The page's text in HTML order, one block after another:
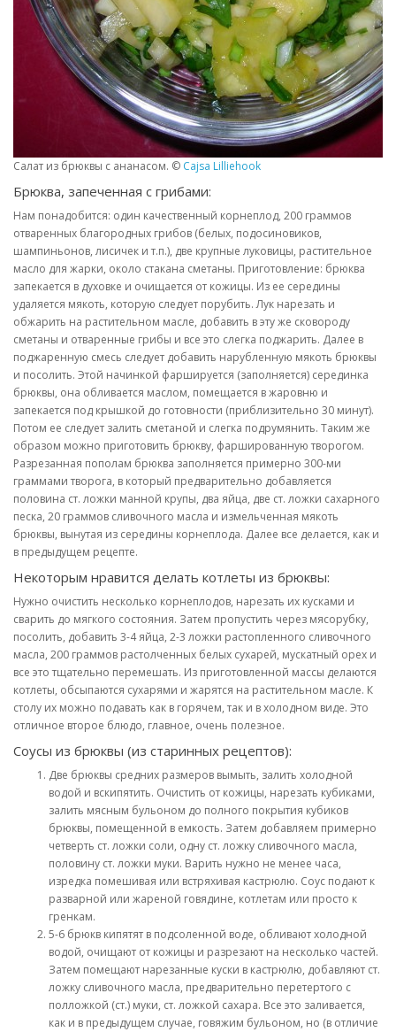
Салат из брюквы с ананасом. © Cajsa Lilliehook
Брюква, запеченная с грибами:
Нам понадобится: один качественный корнеплод, 200 граммов
отваренных благородных грибов (белых, подосиновиков,
шампиньонов, лисичек и т.п.), две крупные луковицы, растительное
масло для жарки, около стакана сметаны. Приготовление: брюква
запекается в духовке и очищается от кожицы. Из ее середины
удаляется мякоть, которую следует порубить. Лук нарезать и
обжарить на растительном масле, добавить в эту же сковороду
сметаны и отваренные грибы и все это слегка поджарить. Далее в
поджаренную смесь следует добавить нарубленную мякоть брюквы
и посолить. Этой начинкой фаршируется (заполняется) серединка
брюквы, она обливается маслом, помещается в жаровню и
запекается под крышкой до готовности (приблизительно 30 минут).
Потом ее следует залить сметаной и слегка подрумянить. Таким же
образом можно приготовить брюкву, фаршированную творогом.
Разрезанная пополам брюква заполняется примерно 300-ми
граммами творога, в который предварительно добавляется
половина ст. ложки манной крупы, два яйца, две ст. ложки сахарного
песка, 20 граммов сливочного масла и измельченная мякоть
брюквы, вынутая из середины корнеплода. Далее все делается, как и
в предыдущем рецепте.
Некоторым нравится делать котлеты из брюквы:
Нужно очистить несколько корнеплодов, нарезать их кусками и
сварить до мягкого состояния. Затем пропустить через мясорубку,
посолить, добавить 3-4 яйца, 2-3 ложки растопленного сливочного
масла, 200 граммов растолченных белых сухарей, мускатный орех и
все это тщательно перемешать. Из приготовленной массы делаются
котлеты, обсыпаются сухарями и жарятся на растительном масле. К
столу их можно подавать как в горячем, так и в холодном виде. Это
отличное второе блюдо, главное, очень полезное.
Соусы из брюквы (из старинных рецептов):
Две брюквы средних размеров вымыть, залить холодной
водой и вскипятить. Очистить от кожицы, нарезать кубиками,
залить мясным бульоном до полного покрытия кубиков
брюквы, помещенной в емкость. Затем добавляем примерно
четверть ст. ложки соли, одну ст. ложку сливочного масла,
половину ст. ложки муки. Варить нужно не менее часа,
изредка помешивая или встряхивая кастрюлю. Соус подают к
разварной или жареной говядине, котлетам или просто к
гренкам.
5-6 брюкв кипятят в подсоленной воде, обливают холодной
водой, очищают от кожицы и разрезают на несколько частей.
Затем помещают нарезанные куски в кастрюлю, добавляют ст.
ложку сливочного масла, предварительно перетертого с
полложкой (ст.) муки, ст. ложкой сахара. Все это заливается,
как и в предыдущем случае, говяжим бульоном, но (в отличие